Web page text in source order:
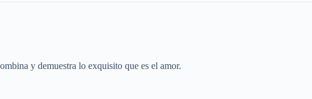
y demuestra lo exquisito que es el amor.